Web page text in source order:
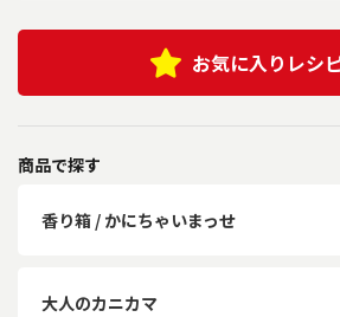
お気に入りレシ
商品で探す
香り箱 / かにちゃいまっせ
大人のカニカマ